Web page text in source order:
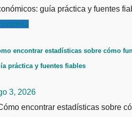
encontrar estadísticas sobre cómo
práctica y fuentes fiables
3, 2026
encontrar estadísticas sobre